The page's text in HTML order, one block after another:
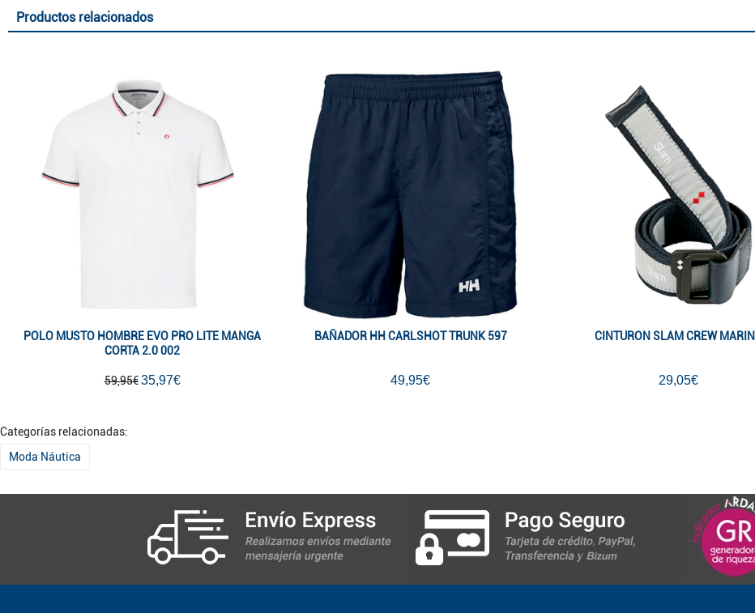
Productos relacionados
POLO MUSTO HOMBRE EVO PRO LITE MANGA
CORTA 2.0 002
59,95€ 35,97€
BAÑADOR HH CARLSHOT TRUNK 597
49,95€
CINTURON SLAM CREW
29,05€
Categorías relacionadas:
Moda Náutica